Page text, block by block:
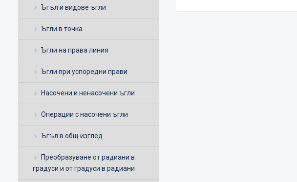
Ъгъл и видове ъгли
Ъгли в точка
Ъгли на права линия
Ъгли при успоредни прави
Насочени и ненасочени ъгли
Операции с насочени ъгли
Ъгъл в общ изглед
Преобразуване от радиани в
градуси и от градуси в радиани